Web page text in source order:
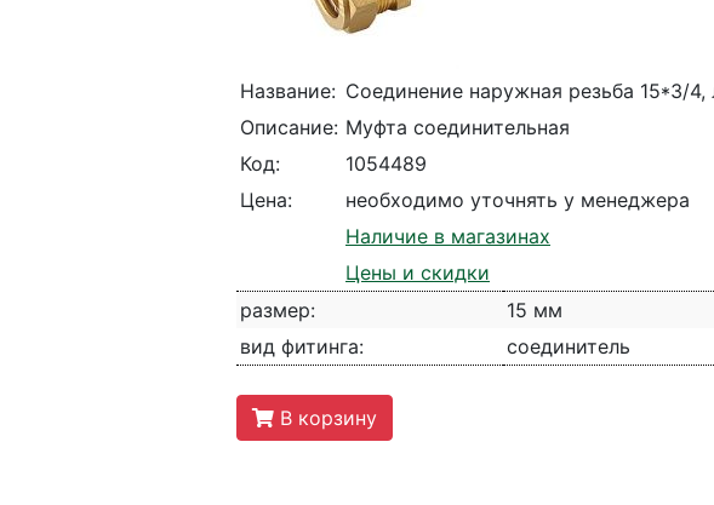
Название: Соединение наружная резьба 15*3/
Описание: Муфта соединительная
Код:
1054489
Цена:
необходимо уточнять у менеджера
Наличие в магазинах
Цены и скидки
размер:
15 мм
вид фитинга:
соединитель
В корзину